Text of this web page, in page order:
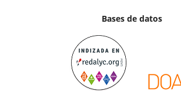
Bases de datos